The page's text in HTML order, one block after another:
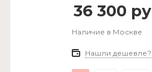
36 300
Наличие в Москве
Нашли дешевле?